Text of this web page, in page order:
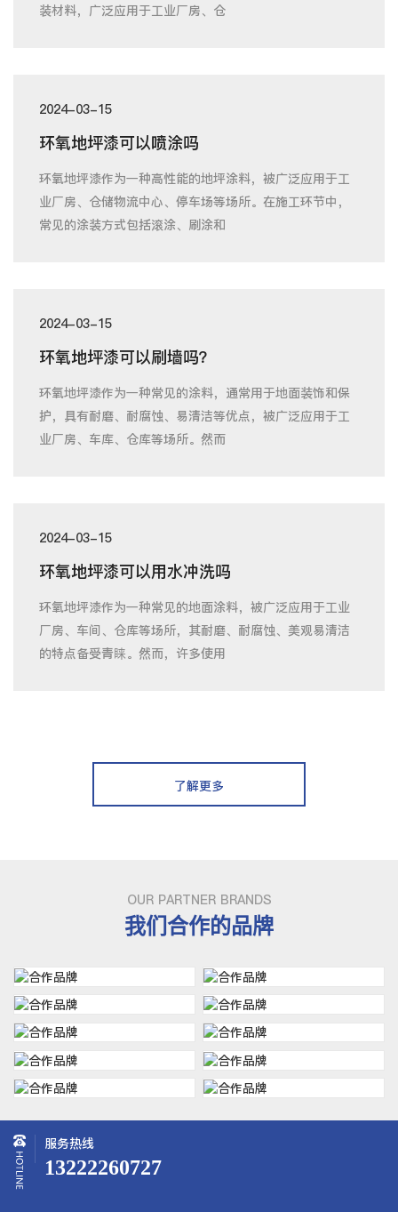
装材料，广泛应用于工业厂房、仓
2024-03-15
环氧地坪漆可以喷涂吗
环氧地坪漆作为一种高性能的地坪涂料，被广泛应用于工
业厂房、仓储物流中心、停车场等场所。在施工环节中，
常见的涂装方式包括滚涂、刷涂和
2024-03-15
环氧地坪漆可以刷墙吗？
环氧地坪漆作为一种常见的涂料，通常用于地面装饰和保
护，具有耐磨、耐腐蚀、易清洁等优点，被广泛应用于工
业厂房、车库、仓库等场所。然而
2024-03-15
环氧地坪漆可以用水冲洗吗
环氧地坪漆作为一种常见的地面涂料，被广泛应用于工业
厂房、车间、仓库等场所，其耐磨、耐腐蚀、美观易清洁
的特点备受青睐。然而，许多使用
了解更多
OUR PARTNER BRANDS
我们合作的品牌
服务热线
13222260727